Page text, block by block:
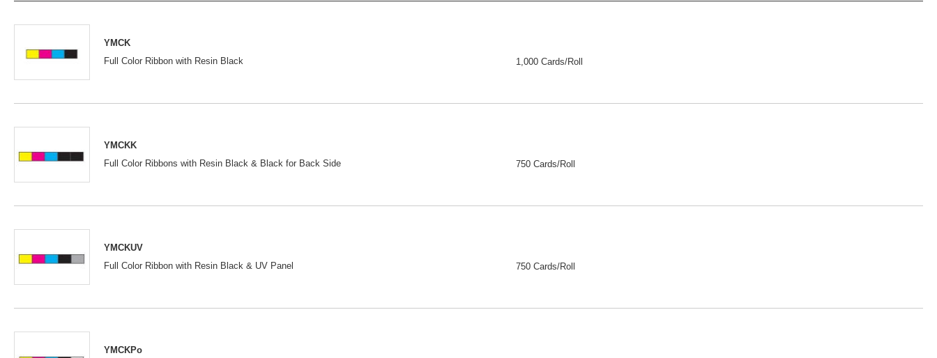
YMCK
Full Color Ribbon with Resin Black
1,000 Cards/Roll
YMCKK
Full Color Ribbons with Resin Black & Black for Back Side
750 Cards/Roll
YMCKUV
Full Color Ribbon with Resin Black & UV Panel
750 Cards/Roll
YMCKPo